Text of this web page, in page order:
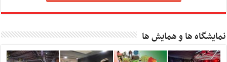
نمایشگاه ها و همایش ها